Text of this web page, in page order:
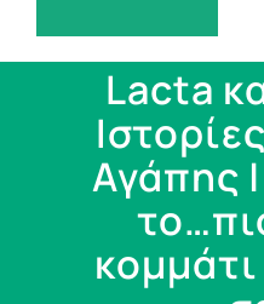
Lacta
Αγάπης